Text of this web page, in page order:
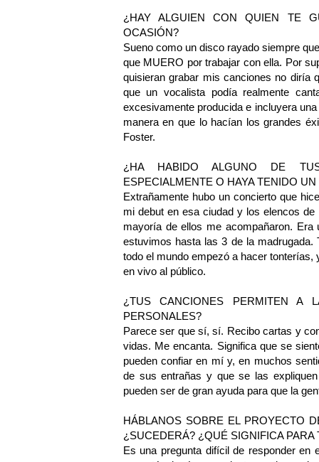
¿HAY ALGUIEN CON QUIEN TE
OCASIÓN?
Sueno como un disco rayado siempre
que MUERO por trabajar con ella. Por
quisieran grabar mis canciones no diría
que un vocalista podía realmente
excesivamente producida e incluyera
manera en que lo hacían los grandes
Foster.
¿HA HABIDO ALGUNO DE
ESPECIALMENTE O HAYA TENIDO
Extrañamente hubo un concierto que
mi debut en esa ciudad y los elencos
mayoría de ellos me acompañaron.
estuvimos hasta las 3 de la
todo el mundo empezó a hacer
en vivo al público.
¿TUS CANCIONES PERMITEN A
PERSONALES?
Parece ser que sí, sí. Recibo cartas y
vidas. Me encanta. Significa que se
pueden confiar en mí y, en muchos
de sus entrañas y que se las
pueden ser de gran ayuda para que la
HÁBLANOS SOBRE EL PROYECTO
¿SUCEDERÁ? ¿QUÉ SIGNIFICA PARA
Es una pregunta difícil de responder